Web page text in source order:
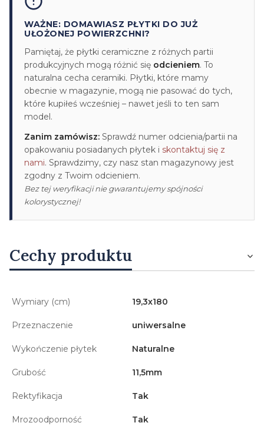
WAŻNE: DOMAWIASZ PŁYTKI DO JUŻ
UŁOŻONEJ POWIERZCHNI?
Pamiętaj, że płytki ceramiczne z różnych partii
produkcyjnych mogą różnić się odcieniem. To
naturalna cecha ceramiki. Płytki, które mamy
obecnie w magazynie, mogą nie pasować do tych,
które kupiłeś wcześniej – nawet jeśli to ten sam
model.
Zanim zamówisz: Sprawdź numer odcienia/partii na
opakowaniu posiadanych płytek i skontaktuj się z
nami. Sprawdzimy, czy nasz stan magazynowy jest
zgodny z Twoim odcieniem.
Bez tej weryfikacji nie gwarantujemy spójności
kolorystycznej!
Cechy produktu
Wymiary (cm) 19,3x180
Przeznaczenie uniwersalne
Wykończenie płytek Naturalne
Grubość 11,5mm
Rektyfikacja Tak
Mrozoodporność Tak